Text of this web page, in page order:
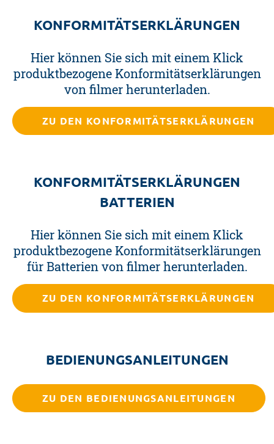
KONFORMITÄTSERKLÄRUNGEN
Hier können Sie sich mit einem Klick
produktbezogene Konformitätserklärungen
von filmer herunterladen.
ZU DEN KONFORMITÄTSERKLÄRUNGEN
KONFORMITÄTSERKLÄRUNGEN
BATTERIEN
Hier können Sie sich mit einem Klick
produktbezogene Konformitätserklärungen
für Batterien von filmer herunterladen.
ZU DEN KONFORMITÄTSERKLÄRUNGEN
BEDIENUNGSANLEITUNGEN
ZU DEN BEDIENUNGSANLEITUNGEN